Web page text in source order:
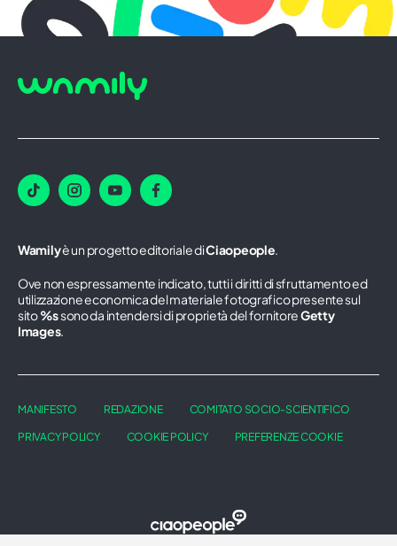
Wamilyè un progetto editoriale diCiaopeople.
Ove non espressamente indicato, tutti i diritti di sfruttamento ed
utilizzazione economica del materiale fotografico presente sul
sito%ssono da intendersi di proprietà del fornitoreGetty
Images.
MANIFESTO REDAZIONE COMITATO SOCIO-SCIENTIFICO
PRIVACY POLICY COOKIE POLICY PREFERENZE COOKIE